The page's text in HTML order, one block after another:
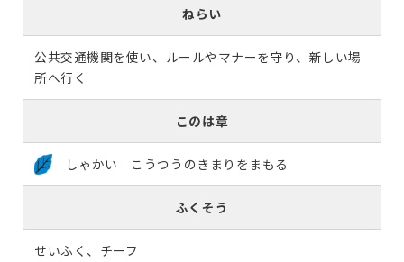
ねらい
公共交通機関を使い、ルールやマナーを守り、新しい場
所へ行く
このは章
しゃかい こうつうのきまりをまもる
ふくそう
せいふく、チーフ